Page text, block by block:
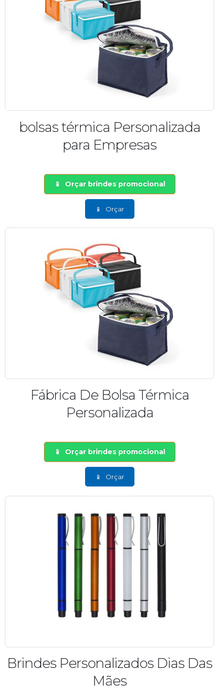
bolsas térmica Personalizada
para Empresas
Orçar brindes promocional
Orçar
Fábrica De Bolsa Térmica
Personalizada
Orçar brindes promocional
Orçar
Brindes Personalizados Dias Das
Mães